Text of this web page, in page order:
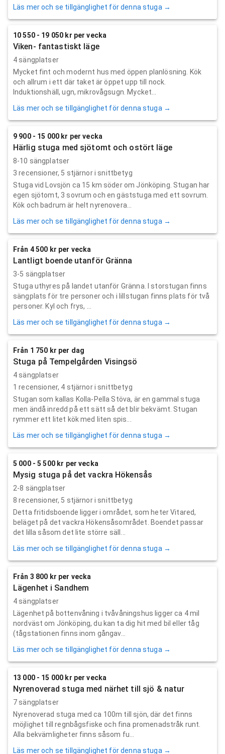
Läs mer och se tillgänglighet för denna stuga →
10 550 - 19 050 kr per vecka
Viken- fantastiskt läge
4 sängplatser
Mycket fint och modernt hus med öppen planlösning. Kök
och allrum i ett där taket är öppet upp till nock.
Induktionshäll, ugn, mikrovågsugn. Mycket...
Läs mer och se tillgänglighet för denna stuga →
9 900 - 15 000 kr per vecka
Härlig stuga med sjötomt och ostört läge
8-10 sängplatser
3 recensioner, 5 stjärnor i snittbetyg
Stuga vid Lovsjön ca 15 km söder om Jönköping. Stugan har
egen sjötomt, 3 sovrum och en gäststuga med ett sovrum.
Kök och badrum är helt nyrenovera...
Läs mer och se tillgänglighet för denna stuga →
Från 4 500 kr per vecka
Lantligt boende utanför Gränna
3-5 sängplatser
Stuga uthyres på landet utanför Gränna. I storstugan finns
sängplats för tre personer och i lillstugan finns plats för två
personer. Kyl och frys, ...
Läs mer och se tillgänglighet för denna stuga →
Från 1 750 kr per dag
Stuga på Tempelgården Visingsö
4 sängplatser
1 recensioner, 4 stjärnor i snittbetyg
Stugan som kallas Kolla-Pella Stöva, är en gammal stuga
men ändå inredd på ett sätt så det blir bekvämt. Stugan
rymmer ett litet kök med liten spis...
Läs mer och se tillgänglighet för denna stuga →
5 000 - 5 500 kr per vecka
Mysig stuga på det vackra Hökensås
2-8 sängplatser
8 recensioner, 5 stjärnor i snittbetyg
Detta fritidsboende ligger i området, som heter Vitared,
beläget på det vackra Hökensåsområdet. Boendet passar
det lilla såsom det lite större säll...
Läs mer och se tillgänglighet för denna stuga →
Från 3 800 kr per vecka
Lägenhet i Sandhem
4 sängplatser
Lägenhet på bottenvåning i tvåvåningshus ligger ca 4 mil
nordväst om Jönköping, du kan ta dig hit med bil eller tåg
(tågstationen finns inom gångav...
Läs mer och se tillgänglighet för denna stuga →
13 000 - 15 000 kr per vecka
Nyrenoverad stuga med närhet till sjö & natur
7 sängplatser
Nyrenoverad stuga med ca 100m till sjön, där det finns
möjlighet till regnbågsfiske och fina promenadstråk runt.
Alla bekvämligheter finns såsom fu...
Läs mer och se tillgänglighet för denna stuga →